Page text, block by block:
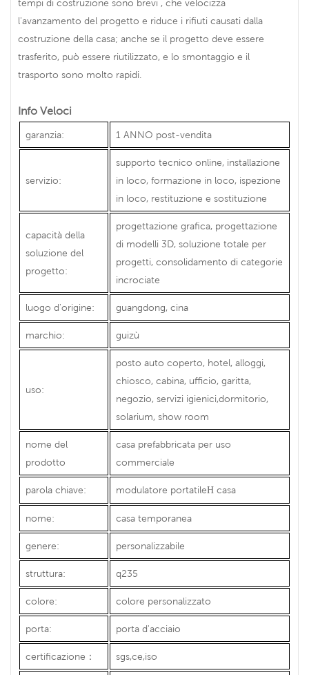
tempi di costruzione sono brevi , che velocizza
l'avanzamento del progetto e riduce i rifiuti causati dalla
costruzione della casa; anche se il progetto deve essere
trasferito, può essere riutilizzato, e lo smontaggio e il
trasporto sono molto rapidi.
Info Veloci
garanzia: 1 ANNO post-vendita
servizio:
supporto tecnico online, installazione
in loco, formazione in loco, ispezione
in loco, restituzione e sostituzione
capacità della
soluzione del
progetto:
progettazione grafica, progettazione
di modelli 3D, soluzione totale per
progetti, consolidamento di categorie
incrociate
luogo d'origine: guangdong, cina
marchio: guizù
uso:
posto auto coperto, hotel, alloggi,
chiosco, cabina, ufficio, garitta,
negozio, servizi igienici,dormitorio,
solarium, show room
nome del
prodotto
casa prefabbricata per uso
commerciale
parola chiave: modulatore portatileH casa
nome: casa temporanea
genere: personalizzabile
struttura: q235
colore: colore personalizzato
porta: porta d'acciaio
certificazione ： sgs,ce,iso